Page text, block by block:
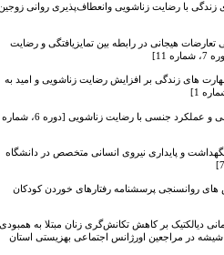
با رضایت زناشویی وانعطاف‌پذیری روانی زوجین
هیجانی در رابطه بین تمایزیافتگی و رضایت
های زندگی بر افزایش رضایت زناشویی و امید به
رابطه باورهای جنسی و عملکرد جنسی با رضایت زناشویی [دوره 6، شماره
و پایداری نیروی انسانی متخصص در دانشگاه
پرسشنامه رفتارهای خوردن کودکان
دیالکتیک بر کاهش تکانش‌گری زنان مبتلا به همبودی
مراجعین اورژانس اجتماعی بهزیستی استان